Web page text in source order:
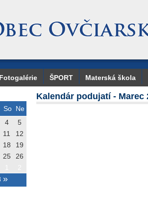
Fotogalérie ŠPORT Materská škola
So Ne
»
4
5
11
12
18
19
25
26
Kalendár podujatí - Marec